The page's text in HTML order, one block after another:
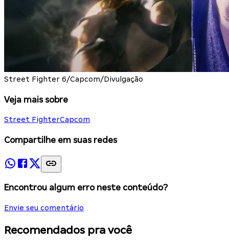
Street Fighter 6/Capcom/Divulgação
Veja mais sobre
Street FighterCapcom
Compartilhe em suas redes
Encontrou algum erro neste conteúdo?
Envie seu comentário
Recomendados pra você